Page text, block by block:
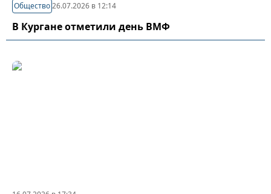
Общество26.07.2026 в 12:14
В Кургане отметили день ВМФ